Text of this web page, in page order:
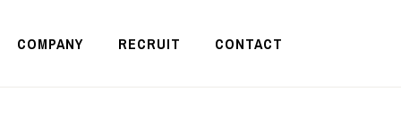
COMPANY RECRUIT CONTACT